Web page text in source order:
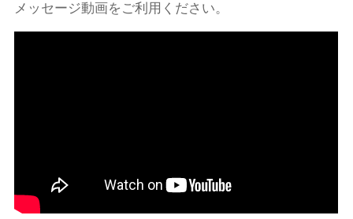
メッセージ動画をご利用ください。